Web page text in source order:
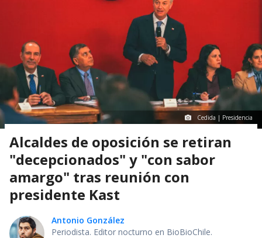
Cedida | Presidencia
Alcaldes de oposición se retiran
"decepcionados" y "con sabor
amargo" tras reunión con
presidente Kast
Antonio González
Periodista. Editor nocturno en BioBioChile.